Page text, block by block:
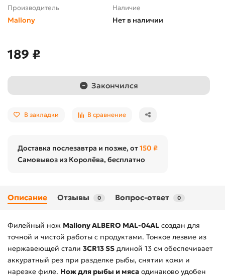
Производитель
Mallony
Наличие
Нет в наличии
189 ₽
Закончился
В закладки В сравнение
Доставка послезавтра и позже, от150 ₽
Самовывоз из Королёва, бесплатно
Описание Отзывы 0 Вопрос-ответ 0
Филейный нож Mallony ALBERO MAL-04AL создан для
точной и чистой работы с продуктами. Тонкое лезвие из
нержавеющей стали 3CR13 SS длиной 13 см обеспечивает
аккуратный рез при разделке рыбы, снятии кожи и
нарезке филе. Нож для рыбы и мяса одинаково удобен